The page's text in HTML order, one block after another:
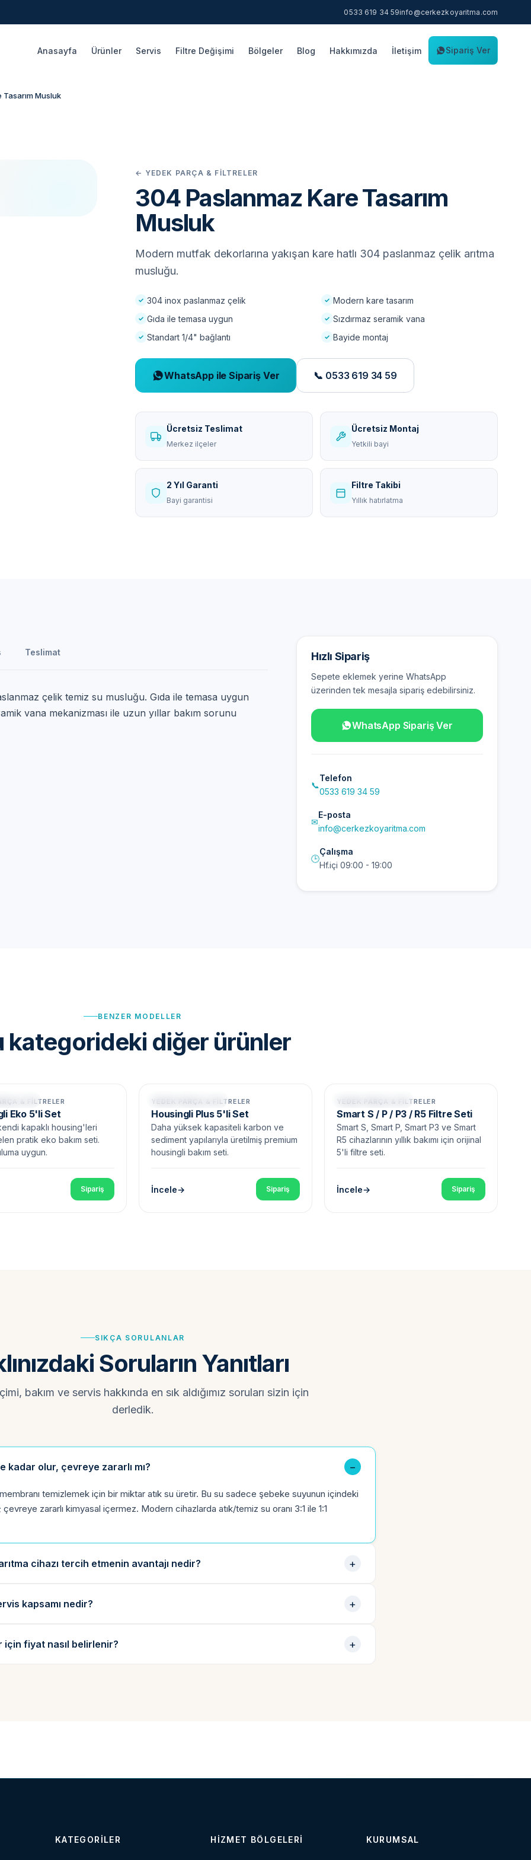
0533 619 34 59info@cerkezkoyaritma.com
Anasayfa Ürünler Servis Filtre Değişimi Bölgeler Blog Hakkımızda İletişim Sipariş Ver
Musluk
← YEDEK PARÇA & FILTRELER
304 Paslanmaz Kare Tasarım
Musluk
Modern mutfak dekorlarına yakışan kare hatlı 304 paslanmaz çelik arıtma
musluğu.
304 inox paslanmaz çelik
Modern kare tasarım
Gıda ile temasa uygun
Sızdırmaz seramik vana
Standart 1/4" bağlantı
Bayide montaj
WhatsApp ile Sipariş Ver 📞 0533 619 34 59
Ücretsiz Teslimat
Merkez ilçeler
Ücretsiz Montaj
Yetkili bayi
2 Yıl Garanti
Bayi garantisi
Filtre Takibi
Yıllık hatırlatma
Teslimat
çelik temiz su musluğu. Gıda ile temasa uygun
vana mekanizması ile uzun yıllar bakım sorunu
Hızlı Sipariş
Sepete eklemek yerine WhatsApp
üzerinden tek mesajla sipariş edebilirsiniz.
WhatsApp Sipariş Ver
📞
Telefon
0533 619 34 59
✉
E-posta
info@cerkezkoyaritma.com
🕒
Çalışma
Hf.içi 09:00 - 19:00
BENZER MODELLER
kategorideki diğer ürünler
• Eko
& FILTRELER
Eko 5'li Set
kapaklı housing'leri
pratik eko bakım seti.
uygun.
Sipariş
Housing Dahil • Plus
YEDEK PARÇA & FILTRELER
Housingli Plus 5'li Set
Daha yüksek kapasiteli karbon ve
sediment yapılarıyla üretilmiş premium
housingli bakım seti.
İncele Sipariş
Smart Serisi Uyumlu
YEDEK PARÇA & FILTRELER
Smart S / P / P3 / R5 Filtre Seti
Smart S, Smart P, Smart P3 ve Smart
R5 cihazlarının yıllık bakımı için orijinal
5'li filtre seti.
İncele Sipariş
SIKÇA SORULANLAR
Soruların Yanıtları
bakım ve servis hakkında en sık aldığımız soruları sizin için
derledik.
kadar olur, çevreye zararlı mı?
temizlemek için bir miktar atık su üretir. Bu su sadece şebeke suyunun içindeki
zararlı kimyasal içermez. Modern cihazlarda atık/temiz su oranı 3:1 ile 1:1
cihazı tercih etmenin avantajı nedir?
kapsamı nedir?
fiyat nasıl belirlenir?
KATEGORILER HIZMET BÖLGELERI KURUMSAL